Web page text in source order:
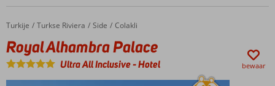
voor jong en
Swim-
up
kamers
Home
Turkije Turkse Riviera Side Colakli
Royal Alhambra Palace
Royal Alhambra Palace
Ultra All Inclusive-Hotel bewaar